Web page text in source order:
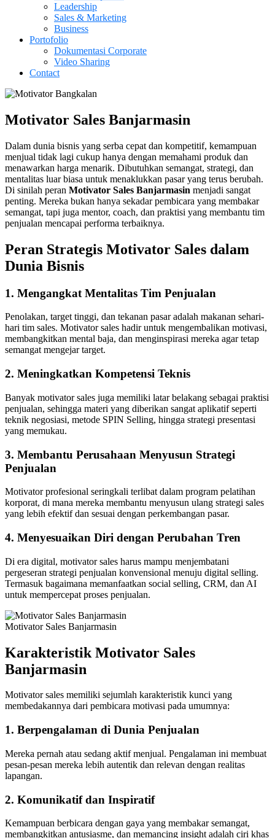
Leadership
Sales & Marketing
Business
Portofolio
Dokumentasi Corporate
Video Sharing
Contact
Motivator Sales Banjarmasin
Dalam dunia bisnis yang serba cepat dan kompetitif, kemampuan
menjual tidak lagi cukup hanya dengan memahami produk dan
menawarkan harga menarik. Dibutuhkan semangat, strategi, dan
mentalitas luar biasa untuk menaklukkan pasar yang terus berubah.
Di sinilah peran Motivator Sales Banjarmasin menjadi sangat
penting. Mereka bukan hanya sekadar pembicara yang membakar
semangat, tapi juga mentor, coach, dan praktisi yang membantu tim
penjualan mencapai performa terbaiknya.
Peran Strategis Motivator Sales dalam
Dunia Bisnis
1. Mengangkat Mentalitas Tim Penjualan
Penolakan, target tinggi, dan tekanan pasar adalah makanan sehari-
hari tim sales. Motivator sales hadir untuk mengembalikan motivasi,
membangkitkan mental baja, dan menginspirasi mereka agar tetap
semangat mengejar target.
2. Meningkatkan Kompetensi Teknis
Banyak motivator sales juga memiliki latar belakang sebagai praktisi
penjualan, sehingga materi yang diberikan sangat aplikatif seperti
teknik negosiasi, metode SPIN Selling, hingga strategi presentasi
yang memukau.
3. Membantu Perusahaan Menyusun Strategi
Penjualan
Motivator profesional seringkali terlibat dalam program pelatihan
korporat, di mana mereka membantu menyusun ulang strategi sales
yang lebih efektif dan sesuai dengan perkembangan pasar.
4. Menyesuaikan Diri dengan Perubahan Tren
Di era digital, motivator sales harus mampu menjembatani
pergeseran strategi penjualan konvensional menuju digital selling.
Termasuk bagaimana memanfaatkan social selling, CRM, dan AI
untuk mempercepat proses penjualan.
Motivator Sales Banjarmasin
Karakteristik Motivator Sales
Banjarmasin
Motivator sales memiliki sejumlah karakteristik kunci yang
membedakannya dari pembicara motivasi pada umumnya:
1. Berpengalaman di Dunia Penjualan
Mereka pernah atau sedang aktif menjual. Pengalaman ini membuat
pesan-pesan mereka lebih autentik dan relevan dengan realitas
lapangan.
2. Komunikatif dan Inspiratif
Kemampuan berbicara dengan gaya yang membakar semangat,
membangkitkan antusiasme, dan memancing insight adalah ciri khas